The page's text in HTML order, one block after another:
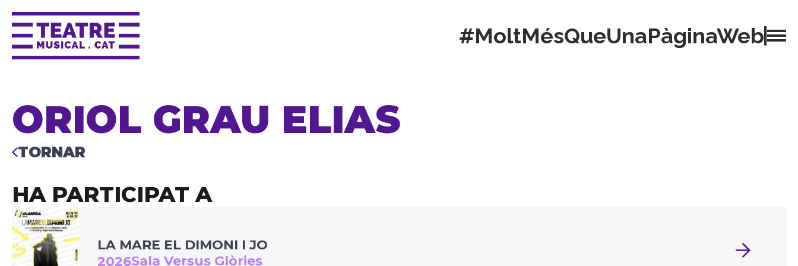
#MoltMésQueUnaPàginaWeb
ORIOL GRAU ELIAS
TORNAR
HA PARTICIPAT A
LA MARE EL DIMONI I JO
2026Sala Versus Glòries